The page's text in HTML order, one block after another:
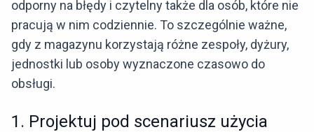
odporny na błędy i czytelny także dla osób, które nie
pracują w nim codziennie. To szczególnie ważne,
gdy z magazynu korzystają różne zespoły, dyżury,
jednostki lub osoby wyznaczone czasowo do
obsługi.
1. Projektuj pod scenariusz użycia